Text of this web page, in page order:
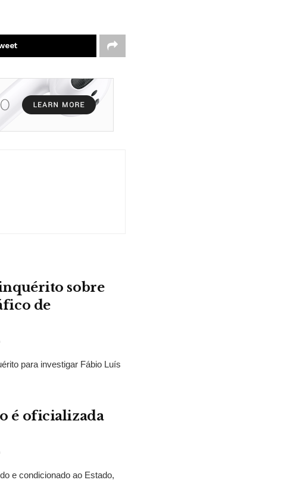
sobre
de
para investigar Fábio Luís
é oficializada
e condicionado ao Estado,